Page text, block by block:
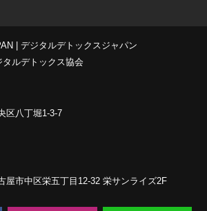
| デジタルデトックスジャパン
ルデトックス協会
区八丁堀1-3-7
屋市中区栄五丁目12-32 栄サンライズ2F